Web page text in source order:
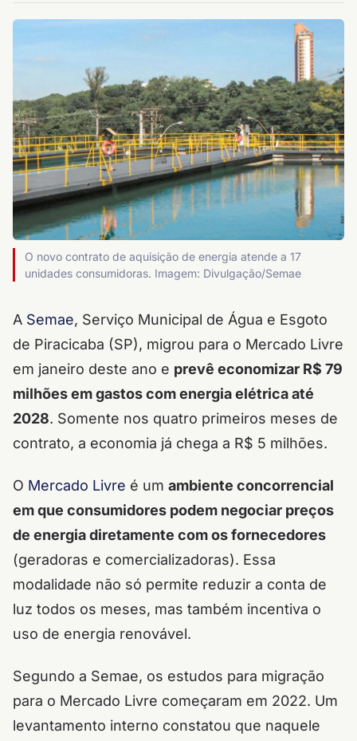
O novo contrato de aquisição de energia atende a 17
unidades consumidoras. Imagem: Divulgação/Semae
A Semae, Serviço Municipal de Água e Esgoto
de Piracicaba (SP), migrou para o Mercado Livre
em janeiro deste ano e prevê economizar R$ 79
milhões em gastos com energia elétrica até
2028. Somente nos quatro primeiros meses de
contrato, a economia já chega a R$ 5 milhões.
O Mercado Livre é um ambiente concorrencial
em que consumidores podem negociar preços
de energia diretamente com os fornecedores
(geradoras e comercializadoras). Essa
modalidade não só permite reduzir a conta de
luz todos os meses, mas também incentiva o
uso de energia renovável.
Segundo a Semae, os estudos para migração
para o Mercado Livre começaram em 2022. Um
levantamento interno constatou que naquele